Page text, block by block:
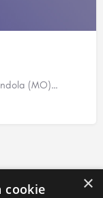
(MO)…
×
cookie